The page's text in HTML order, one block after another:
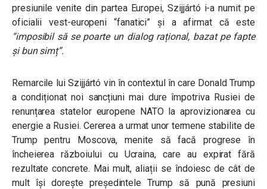
presiunile venite din partea Europei, Szijjártó i-a numit pe
oficialii vest-europeni “fanatici” și a afirmat că este
“imposibil să se poarte un dialog rațional, bazat pe fapte
și bun simț”.
Remarcile lui Szijjártó vin în contextul în care Donald Trump
a condiționat noi sancțiuni mai dure împotriva Rusiei de
renunțarea statelor europene NATO la aprovizionarea cu
energie a Rusiei. Cererea a urmat unor termene stabilite de
Trump pentru Moscova, menite să facă progrese în
încheierea războiului cu Ucraina, care au expirat fără
rezultate concrete. Mai mult, aliații se îndoiesc de cât de
mult își dorește președintele Trump să pună presiuni